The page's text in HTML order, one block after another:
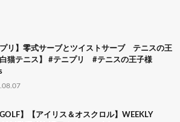
プリ】零式サーブとツイストサーブ テニスの王
猫テニス】 #テニプリ #テニスの王子様
GOLF】【アイリス＆オスクロル】WEEKLY